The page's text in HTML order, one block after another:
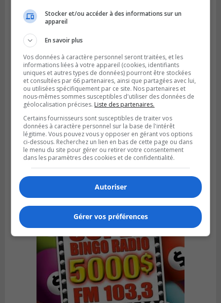
LA PRAIRIE
Publié le 5 août 2026 à 11h59
La Prairie loue des espaces de glace
jusqu’en avril 2027
Stocker et/ou accéder à des informations sur un
appareil
En savoir plus
Vos données à caractère personnel seront traitées, et les
informations liées à votre appareil (cookies, identifiants
uniques et autres types de données) pourront être stockées
et consultées par 66 partenaires, ainsi que partagées avec lui,
ou utilisées spécifiquement par ce site. Nos partenaires et
nous-mêmes sommes susceptibles d'utiliser des données de
géolocalisation précises. Liste des partenaires.
Certains fournisseurs sont susceptibles de traiter vos
données à caractère personnel sur la base de l'intérêt
légitime. Vous pouvez vous y opposer en gérant vos options
ci-dessous. Recherchez un lien en bas de cette page ou dans
le menu du site pour gérer ou retirer votre consentement
dans les paramètres des cookies et de confidentialité.
Autoriser
Gérer vos préférences